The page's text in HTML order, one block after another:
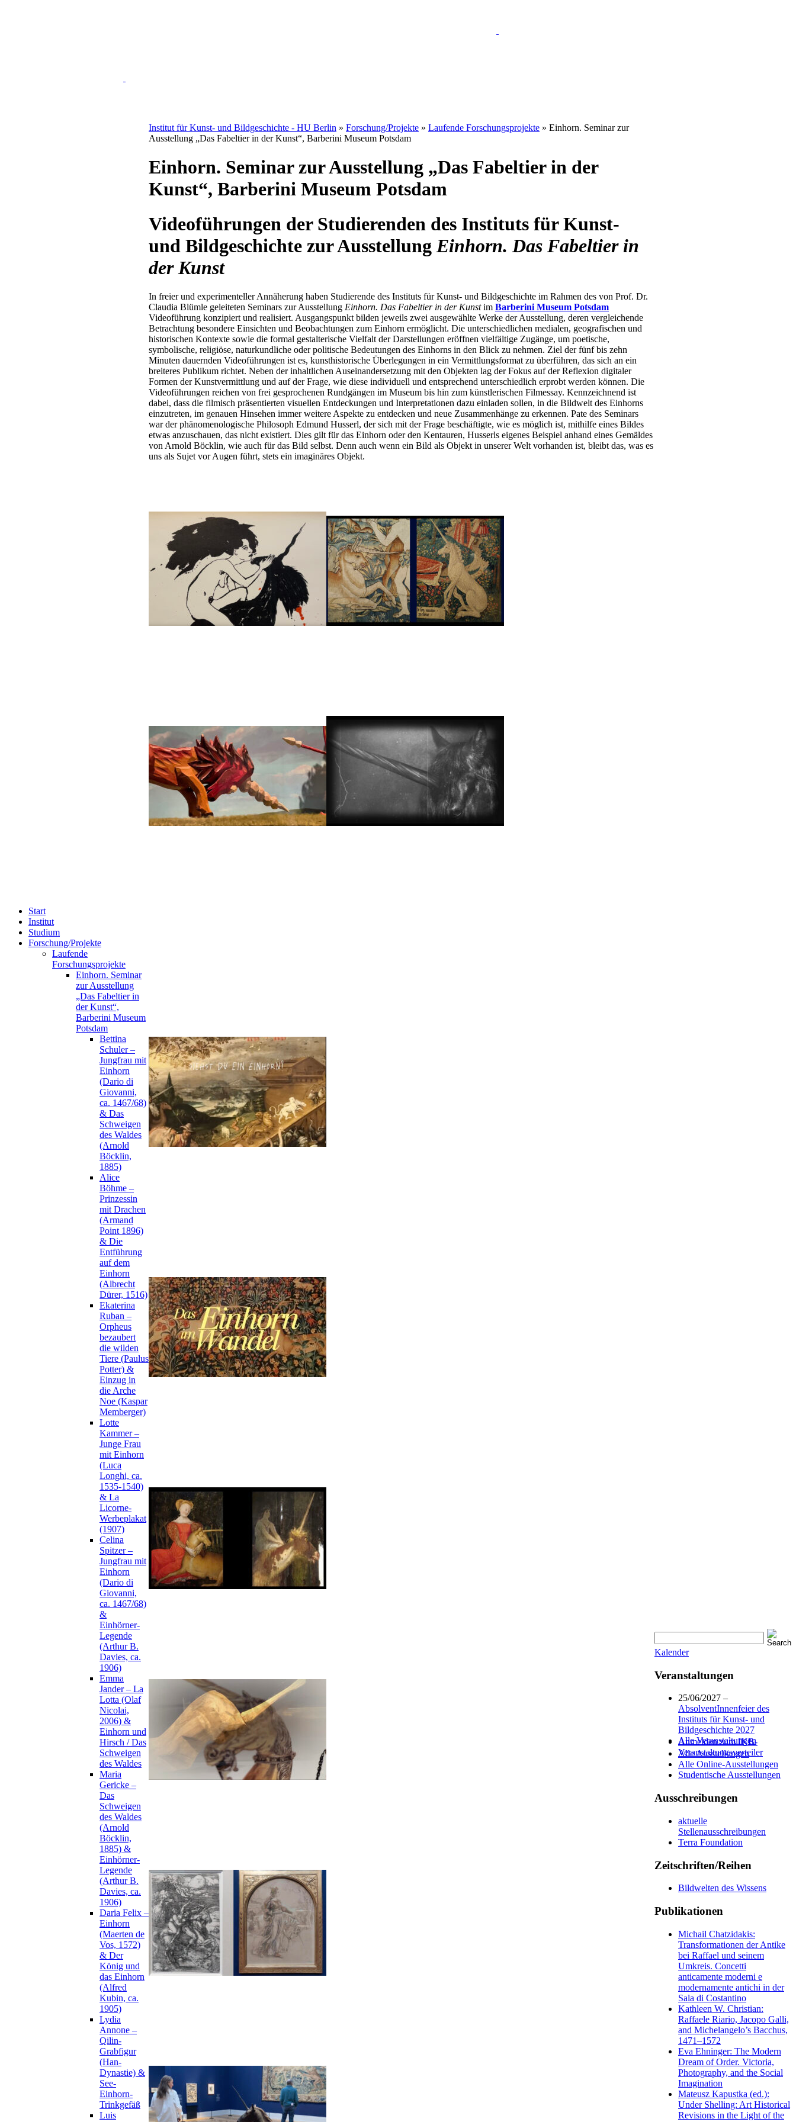
Start
Institut
Studium
Forschung/Projekte
Laufende
Forschungsprojekte
Einhorn. Seminar
zur Ausstellung
„Das Fabeltier in
der Kunst“,
Barberini Museum
Potsdam
Bettina
Schuler –
Jungfrau mit
Einhorn
(Dario di
Giovanni,
ca. 1467/68)
& Das
Schweigen
des Waldes
(Arnold
Böcklin,
1885)
Alice
Böhme –
Prinzessin
mit Drachen
(Armand
Point 1896)
& Die
Entführung
auf dem
Einhorn
(Albrecht
Dürer, 1516)
Ekaterina
Ruban –
Orpheus
bezaubert
die wilden
Tiere (Paulus
Potter) &
Einzug in
die Arche
Noe (Kaspar
Memberger)
Lotte
Kammer –
Junge Frau
mit Einhorn
(Luca
Longhi, ca.
1535-1540)
& La
Licorne-
Werbeplakat
(1907)
Celina
Spitzer –
Jungfrau mit
Einhorn
(Dario di
Giovanni,
ca. 1467/68)
&
Einhörner-
Legende
(Arthur B.
Davies, ca.
1906)
Emma
Jander – La
Lotta (Olaf
Nicolai,
2006) &
Einhorn und
Hirsch / Das
Schweigen
des Waldes
Maria
Gericke –
Das
Schweigen
des Waldes
(Arnold
Böcklin,
1885) &
Einhörner-
Legende
(Arthur B.
Davies, ca.
1906)
Daria Felix –
Einhorn
(Maerten de
Vos, 1572)
& Der
König und
das Einhorn
(Alfred
Kubin, ca.
1905)
Lydia
Annone –
Qilin-
Grabfigur
(Han-
Dynastie) &
See-
Einhorn-
Trinkgefäß
Luis
Institut für Kunst- und Bildgeschichte - HU Berlin » Forschung/Projekte » Laufende Forschungsprojekte » Einhorn. Seminar zur
Ausstellung „Das Fabeltier in der Kunst“, Barberini Museum Potsdam
Einhorn. Seminar zur Ausstellung „Das Fabeltier in der
Kunst“, Barberini Museum Potsdam
Videoführungen der Studierenden des Instituts für Kunst-
und Bildgeschichte zur Ausstellung Einhorn. Das Fabeltier in
der Kunst
In freier und experimenteller Annäherung haben Studierende des Instituts für Kunst- und Bildgeschichte im Rahmen des von Prof. Dr.
Claudia Blümle geleiteten Seminars zur Ausstellung Einhorn. Das Fabeltier in der Kunstim Barberini Museum Potsdam
Videoführung konzipiert und realisiert. Ausgangspunkt bilden jeweils zwei ausgewählte Werke der Ausstellung, deren vergleichende
Betrachtung besondere Einsichten und Beobachtungen zum Einhorn ermöglicht. Die unterschiedlichen medialen, geografischen und
historischen Kontexte sowie die formal gestalterische Vielfalt der Darstellungen eröffnen vielfältige Zugänge, um poetische,
symbolische, religiöse, naturkundliche oder politische Bedeutungen des Einhorns in den Blick zu nehmen. Ziel der fünf bis zehn
Minuten dauernden Videoführungen ist es, kunsthistorische Überlegungen in ein Vermittlungsformat zu überführen, das sich an ein
breiteres Publikum richtet. Neben der inhaltlichen Auseinandersetzung mit den Objekten lag der Fokus auf der Reflexion digitaler
Formen der Kunstvermittlung und auf der Frage, wie diese individuell und entsprechend unterschiedlich erprobt werden können. Die
Videoführungen reichen von frei gesprochenen Rundgängen im Museum bis hin zum künstlerischen Filmessay. Kennzeichnend ist
dabei, dass die filmisch präsentierten visuellen Entdeckungen und Interpretationen dazu einladen sollen, in die Bildwelt des Einhorns
einzutreten, im genauen Hinsehen immer weitere Aspekte zu entdecken und neue Zusammenhänge zu erkennen. Pate des Seminars
war der phänomenologische Philosoph Edmund Husserl, der sich mit der Frage beschäftigte, wie es möglich ist, mithilfe eines Bildes
etwas anzuschauen, das nicht existiert. Dies gilt für das Einhorn oder den Kentauren, Husserls eigenes Beispiel anhand eines Gemäldes
von Arnold Böcklin, wie auch für das Bild selbst. Denn auch wenn ein Bild als Objekt in unserer Welt vorhanden ist, bleibt das, was es
uns als Sujet vor Augen führt, stets ein imaginäres Objekt.
Kalender
Veranstaltungen
25/06/2027 –
AbsolventInnenfeier des
Instituts für Kunst- und
Bildgeschichte 2027
Alle Veranstaltungen
Anmelden zum IKB-
Veranstaltungsverteiler
Alle Ausstellungen
Alle Online-Ausstellungen
Studentische Ausstellungen
Ausschreibungen
aktuelle
Stellenausschreibungen
Terra Foundation
Zeitschriften/Reihen
Bildwelten des Wissens
Publikationen
Michail Chatzidakis:
Transformationen der Antike
bei Raffael und seinem
Umkreis. Concetti
anticamente moderni e
modernamente antichi in der
Sala di Costantino
Kathleen W. Christian:
Raffaele Riario, Jacopo Galli,
and Michelangelo’s Bacchus,
1471–1572
Eva Ehninger: The Modern
Dream of Order. Victoria,
Photography, and the Social
Imagination
Mateusz Kapustka (ed.):
Under Shelling: Art Historical
Revisions in the Light of the